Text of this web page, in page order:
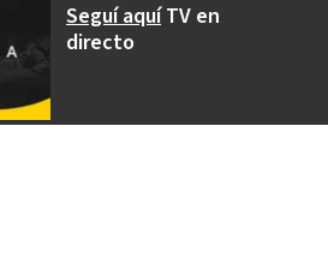
Seguí aquíTV en
directo